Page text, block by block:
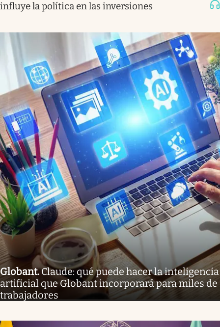
influye la política en las inversiones
Globant.Claude: qué puede hacer la inteligencia
artificial que Globant incorporará para miles de
trabajadores